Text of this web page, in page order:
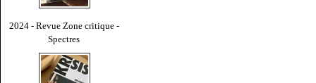
2024 - Revue Zone critique -
Spectres